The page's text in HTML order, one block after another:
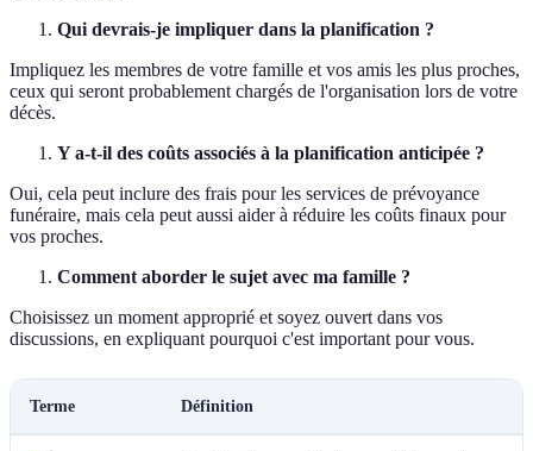
Qui devrais-je impliquer dans la planification ?
Impliquez les membres de votre famille et vos amis les plus proches,
ceux qui seront probablement chargés de l'organisation lors de votre
décès.
Y a-t-il des coûts associés à la planification anticipée ?
Oui, cela peut inclure des frais pour les services de prévoyance
funéraire, mais cela peut aussi aider à réduire les coûts finaux pour
vos proches.
Comment aborder le sujet avec ma famille ?
Choisissez un moment approprié et soyez ouvert dans vos
discussions, en expliquant pourquoi c'est important pour vous.
Terme Définition